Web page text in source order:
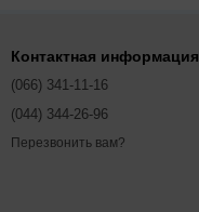
Контактная информация
(066) 341-11-16
(044) 344-26-96
Перезвонить вам?